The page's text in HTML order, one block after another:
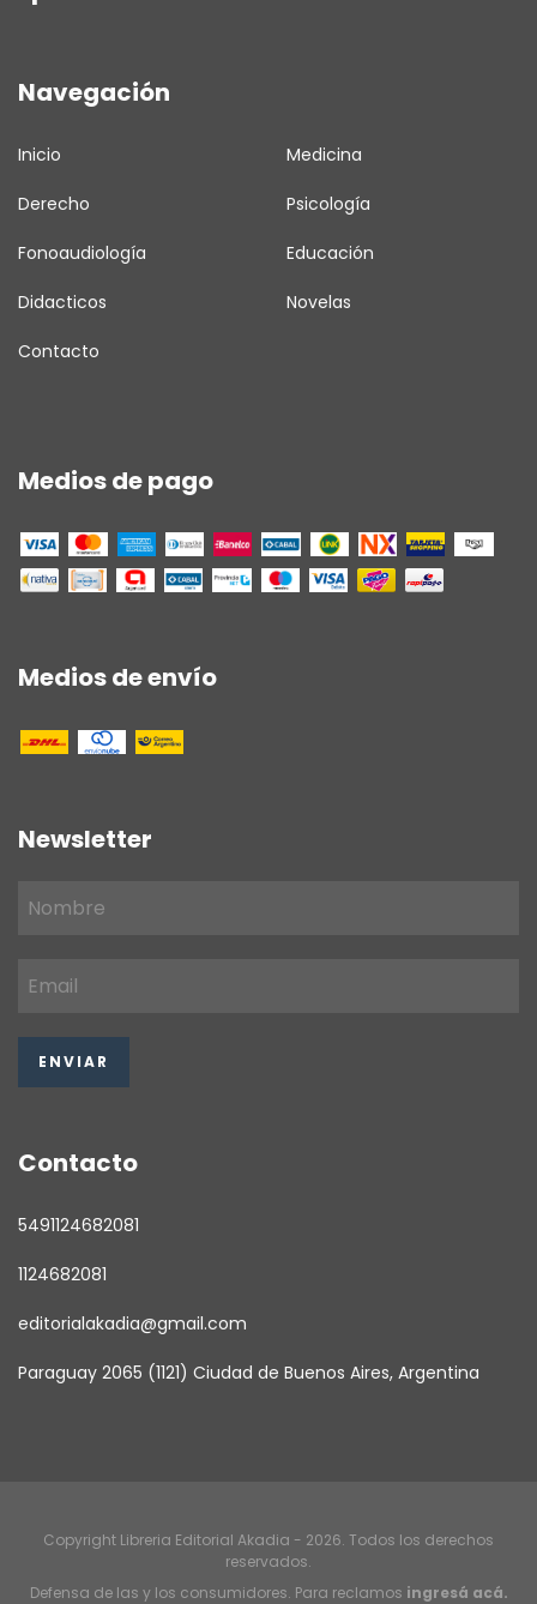
Navegación
Inicio Medicina
Derecho Psicología
Fonoaudiología Educación
Didacticos Novelas
Contacto
Medios de pago
Medios de envío
Newsletter
Contacto
5491124682081
1124682081
editorialakadia@gmail.com
Paraguay 2065 (1121) Ciudad de Buenos Aires, Argentina
Copyright Libreria Editorial Akadia - 2026. Todos los derechos
reservados.
Defensa de las y los consumidores. Para reclamos ingresá acá.